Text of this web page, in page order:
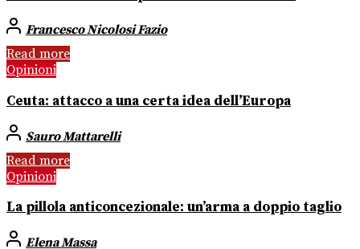
Francesco Nicolosi Fazio
Read more
Opinioni
Ceuta: attacco a una certa idea dell’Europa
Sauro Mattarelli
Read more
Opinioni
La pillola anticoncezionale: un’arma a doppio taglio
Elena Massa